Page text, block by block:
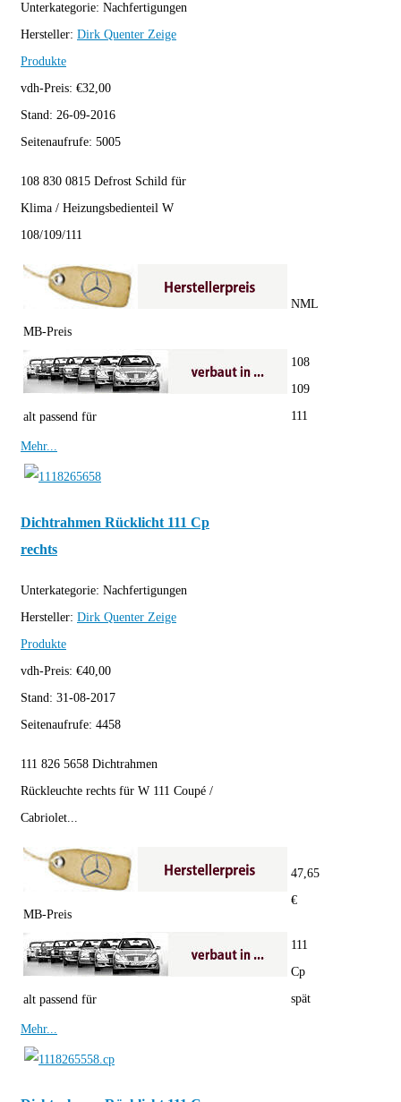
Unterkategorie: Nachfertigungen
Hersteller: Dirk Quenter Zeige
Produkte
vdh-Preis: €32,00
Stand: 26-09-2016
Seitenaufrufe: 5005
108 830 0815 Defrost Schild für
Klima / Heizungsbedienteil W
108/109/111
MB-Preis
NML
alt passend für
108
109
111
Mehr...
Dichtrahmen Rücklicht 111 Cp
rechts
Unterkategorie: Nachfertigungen
Hersteller: Dirk Quenter Zeige
Produkte
vdh-Preis: €40,00
Stand: 31-08-2017
Seitenaufrufe: 4458
111 826 5658 Dichtrahmen
Rückleuchte rechts für W 111 Coupé /
Cabriolet...
MB-Preis
47,65
€
alt passend für
111
Cp
spät
Mehr...